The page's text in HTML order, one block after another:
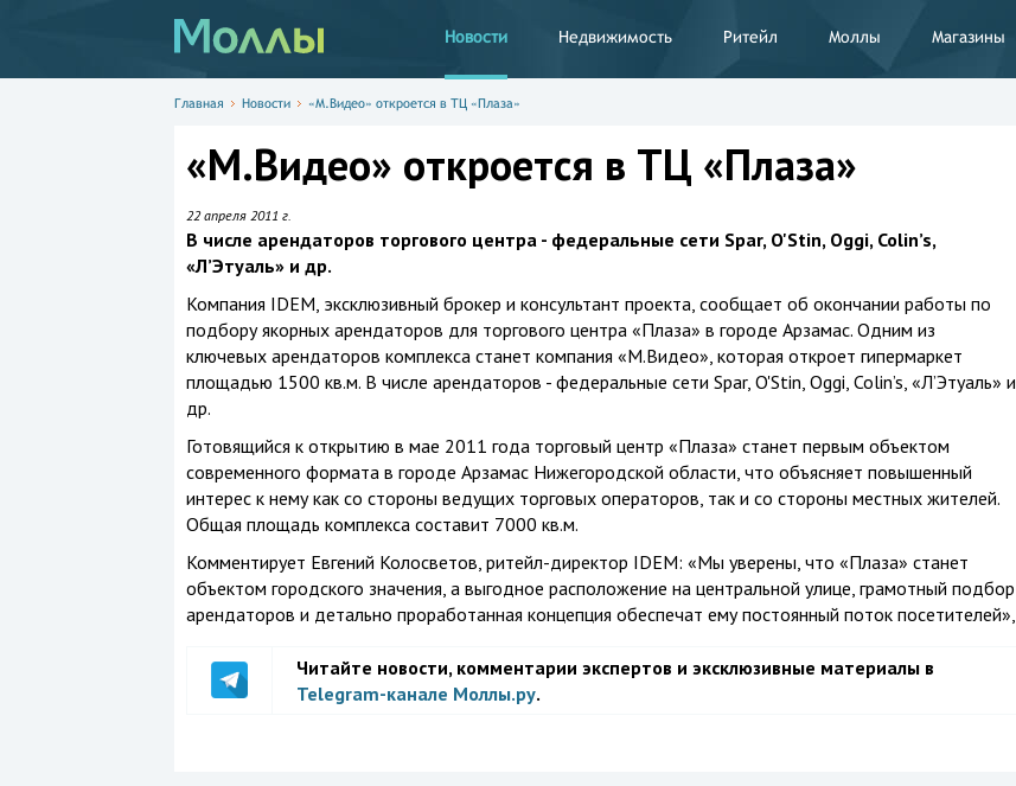
Новости Недвижимость Ритейл Моллы Магазины
Главная Новости «М.Видео» откроется в ТЦ «Плаза»
«М.Видео» откроется в ТЦ «Плаза»
22 апреля 2011 г.
В числе арендаторов торгового центра - федеральные сети Spar, O'Stin, Oggi, Colin’s,
«Л’Этуаль» и др.
Компания IDEM, эксклюзивный брокер и консультант проекта, сообщает об окончании работы по
подбору якорных арендаторов для торгового центра «Плаза» в городе Арзамас. Одним из
ключевых арендаторов комплекса станет компания «М.Видео», которая откроет гипермаркет
площадью 1500 кв.м. В числе арендаторов - федеральные сети Spar, O'Stin, Oggi, Colin’s, «Л’Этуаль» и
др.
Готовящийся к открытию в мае 2011 года торговый центр «Плаза» станет первым объектом
современного формата в городе Арзамас Нижегородской области, что объясняет повышенный
интерес к нему как со стороны ведущих торговых операторов, так и со стороны местных жителей.
Общая площадь комплекса составит 7000 кв.м.
Комментирует Евгений Колосветов, ритейл-директор IDEM: «Мы уверены, что «Плаза» станет
объектом городского значения, а выгодное расположение на центральной улице, грамотный подбор
арендаторов и детально проработанная концепция обеспечат ему постоянный поток посетителей»,
Читайте новости, комментарии экспертов и эксклюзивные материалы в
Telegram-канале Моллы.ру.